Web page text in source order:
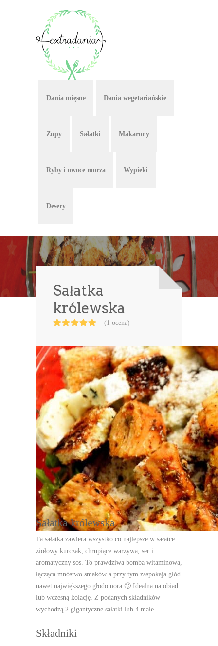
Dania mięsne Dania wegetariańskie
Zupy Sałatki Makarony
Ryby i owoce morza Wypieki
Desery
Sałatka
królewska
(1 ocena)
Porcja:
2-4
DRUKUJ
Sałatka królewska
Ta sałatka zawiera wszystko co najlepsze w sałatce:
ziołowy kurczak, chrupiące warzywa, ser i
aromatyczny sos. To prawdziwa bomba witaminowa,
łącząca mnóstwo smaków a przy tym zaspokaja głód
nawet największego głodomora 🙂 Idealna na obiad
lub wczesną kolację. Z podanych składników
wychodzą 2 gigantyczne sałatki lub 4 małe.
Składniki